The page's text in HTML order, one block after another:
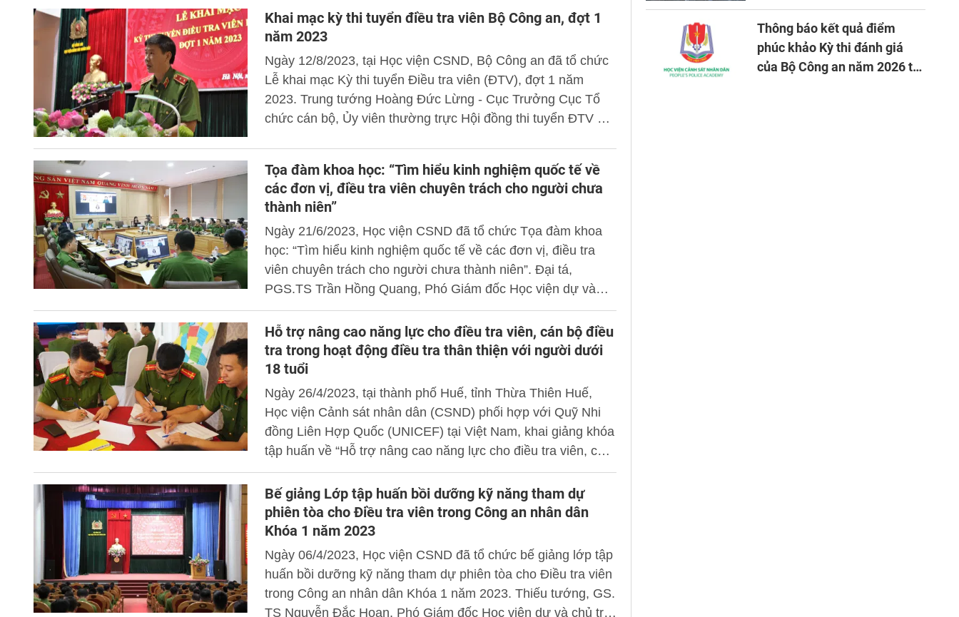
Khai mạc kỳ thi tuyển điều tra viên Bộ Công an, đợt 1
năm 2023
Ngày 12/8/2023, tại Học viện CSND, Bộ Công an đã tổ chức
Lễ khai mạc Kỳ thi tuyển Điều tra viên (ĐTV), đợt 1 năm
2023. Trung tướng Hoàng Đức Lừng - Cục Trưởng Cục Tổ
chức cán bộ, Ủy viên thường trực Hội đồng thi tuyển ĐTV Bộ
Tọa đàm khoa học: “Tìm hiểu kinh nghiệm quốc tế về
các đơn vị, điều tra viên chuyên trách cho người chưa
thành niên”
Ngày 21/6/2023, Học viện CSND đã tổ chức Tọa đàm khoa
học: “Tìm hiểu kinh nghiệm quốc tế về các đơn vị, điều tra
viên chuyên trách cho người chưa thành niên”. Đại tá,
PGS.TS Trần Hồng Quang, Phó Giám đốc Học viện dự và
chủ trì Tọa đàm.
Hỗ trợ nâng cao năng lực cho điều tra viên, cán bộ điều
tra trong hoạt động điều tra thân thiện với người dưới
18 tuổi
Ngày 26/4/2023, tại thành phố Huế, tỉnh Thừa Thiên Huế,
Học viện Cảnh sát nhân dân (CSND) phối hợp với Quỹ Nhi
đồng Liên Hợp Quốc (UNICEF) tại Việt Nam, khai giảng khóa
tập huấn về “Hỗ trợ nâng cao năng lực cho điều tra viên, cán
bộ điều tra thuộc cơ quan cảnh sát điều tra cấp tỉnh và cấp
huyện trong hoạt động điều tra thân thiện với người dưới 18
tuổi”.
Bế giảng Lớp tập huấn bồi dưỡng kỹ năng tham dự
phiên tòa cho Điều tra viên trong Công an nhân dân
Khóa 1 năm 2023
Ngày 06/4/2023, Học viện CSND đã tổ chức bế giảng lớp tập
huấn bồi dưỡng kỹ năng tham dự phiên tòa cho Điều tra viên
trong Công an nhân dân Khóa 1 năm 2023. Thiếu tướng, GS.
TS Nguyễn Đắc Hoan, Phó Giám đốc Học viện dự và chủ trì
đảm bảo an ninh quốc gia
trong tình hình hiện nay
Thông báo kết quả điểm
phúc khảo Kỳ thi đánh giá
của Bộ Công an năm 2026 tại